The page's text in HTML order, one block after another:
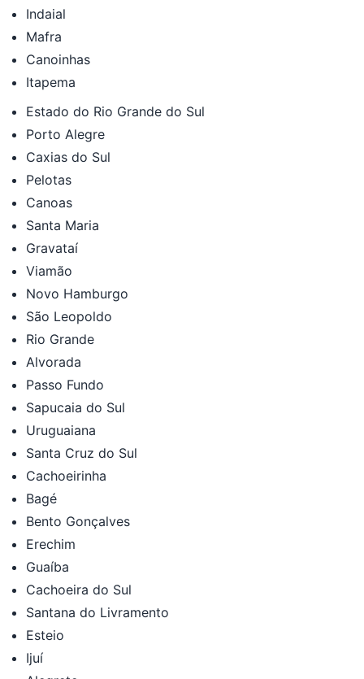
Indaial
Mafra
Canoinhas
Itapema
Estado do Rio Grande do Sul
Porto Alegre
Caxias do Sul
Pelotas
Canoas
Santa Maria
Gravataí
Viamão
Novo Hamburgo
São Leopoldo
Rio Grande
Alvorada
Passo Fundo
Sapucaia do Sul
Uruguaiana
Santa Cruz do Sul
Cachoeirinha
Bagé
Bento Gonçalves
Erechim
Guaíba
Cachoeira do Sul
Santana do Livramento
Esteio
Ijuí